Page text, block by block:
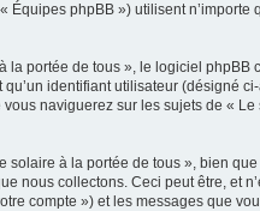
phpBB ») utilisent
portée de tous », le logiciel
identifiant utilisateur
naviguerez sur les sujets de «
à la portée de tous », bien
nous collectons. Ceci peut être, et
compte ») et les messages que